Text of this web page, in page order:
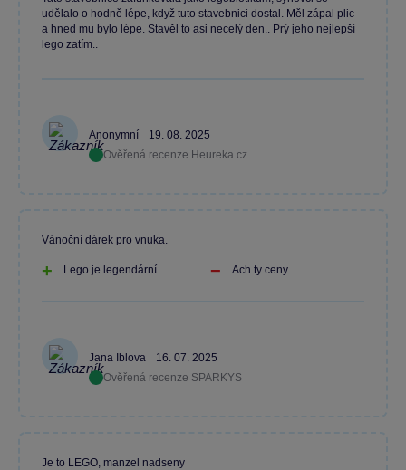
Anonymní
19. 08. 2025
Ověřená recenze Heureka.cz
udělalo o hodně lépe, když tuto stavebnici dostal. Měl zápal plic
a hned mu bylo lépe. Stavěl to asi necelý den.. Prý jeho nejlepší
lego zatím..
Jana Iblova
16. 07. 2025
Ověřená recenze SPARKYS
Vánoční dárek pro vnuka.
Lego je legendární Ach ty ceny...
Je to LEGO, manzel nadseny